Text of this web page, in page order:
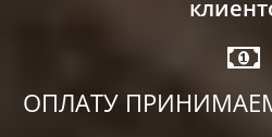
ОПЛАТУ